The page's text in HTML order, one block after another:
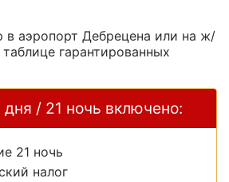
в аэропорт Дебрецена или на ж/
гарантированных
дня / 21 ночь включено:
21 ночь
налог